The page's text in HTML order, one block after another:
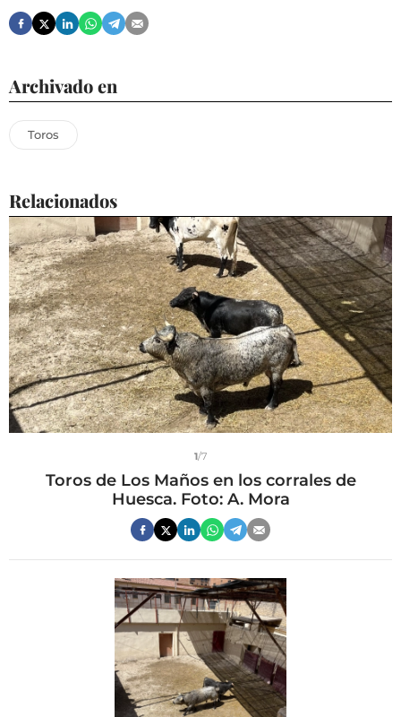
Archivado en
Toros
Relacionados
1/7
Toros de Los Maños en los corrales de
Huesca. Foto: A. Mora